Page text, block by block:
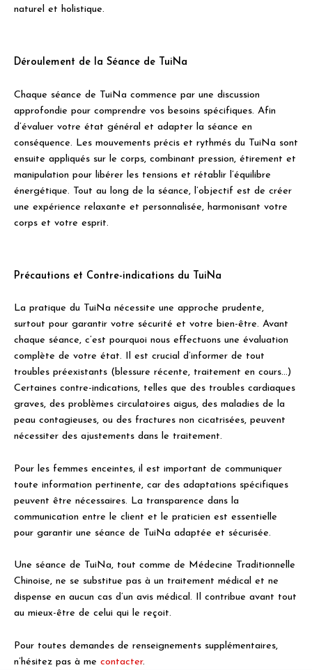
naturel et holistique.
Déroulement de la Séance de TuiNa
Chaque séance de TuiNa commence par une discussion
approfondie pour comprendre vos besoins spécifiques. Afin
d’évaluer votre état général et adapter la séance en
conséquence. Les mouvements précis et rythmés du TuiNa sont
ensuite appliqués sur le corps, combinant pression, étirement et
manipulation pour libérer les tensions et rétablir l’équilibre
énergétique. Tout au long de la séance, l’objectif est de créer
une expérience relaxante et personnalisée, harmonisant votre
corps et votre esprit.
Précautions et Contre-indications du TuiNa
La pratique du TuiNa nécessite une approche prudente,
surtout pour garantir votre sécurité et votre bien-être. Avant
chaque séance, c’est pourquoi nous effectuons une évaluation
complète de votre état. Il est crucial d’informer de tout
troubles préexistants (blessure récente, traitement en cours…)
Certaines contre-indications, telles que des troubles cardiaques
graves, des problèmes circulatoires aigus, des maladies de la
peau contagieuses, ou des fractures non cicatrisées, peuvent
nécessiter des ajustements dans le traitement.
Pour les femmes enceintes, il est important de communiquer
toute information pertinente, car des adaptations spécifiques
peuvent être nécessaires. La transparence dans la
communication entre le client et le praticien est essentielle
pour garantir une séance de TuiNa adaptée et sécurisée.
Une séance de TuiNa, tout comme de Médecine Traditionnelle
Chinoise, ne se substitue pas à un traitement médical et ne
dispense en aucun cas d’un avis médical. Il contribue avant tout
au mieux-être de celui qui le reçoit.
Pour toutes demandes de renseignements supplémentaires,
n’hésitez pas à me contacter.